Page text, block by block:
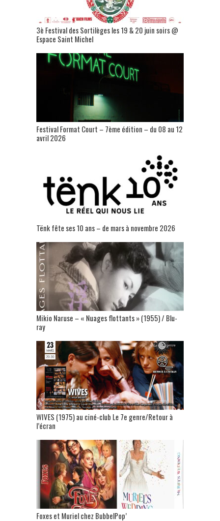
3è Festival des Sortilèges les 19 & 20 juin soirs @
Espace Saint Michel
Festival Format Court – 7ème édition – du 08 au 12
avril 2026
Tënk fête ses 10 ans – de mars à novembre 2026
Mikio Naruse – « Nuages flottants » (1955) / Blu-
ray
WIVES (1975) au ciné-club Le 7e genre/Retour à
l’écran
Foxes et Muriel chez BubbelPop’